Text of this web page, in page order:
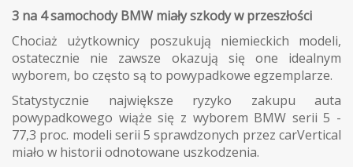
3 na 4 samochody BMW miały szkody w przeszłości
Chociaż użytkownicy poszukują niemieckich modeli,
ostatecznie nie zawsze okazują się one idealnym
wyborem, bo często są to powypadkowe egzemplarze.
Statystycznie największe ryzyko zakupu auta
powypadkowego wiąże się z wyborem BMW serii 5 -
77,3 proc. modeli serii 5 sprawdzonych przez carVertical
miało w historii odnotowane uszkodzenia.